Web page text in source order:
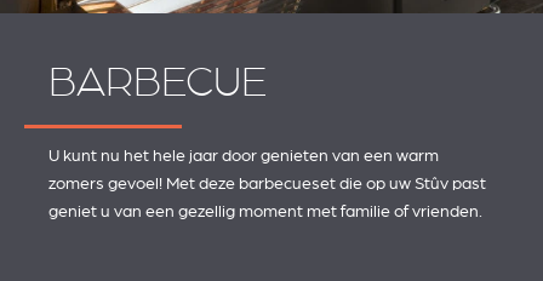
BARBECUE
U kunt nu het hele jaar door genieten van een warm
zomers gevoel! Met deze barbecueset die op uw Stûv past
geniet u van een gezellig moment met familie of vrienden.